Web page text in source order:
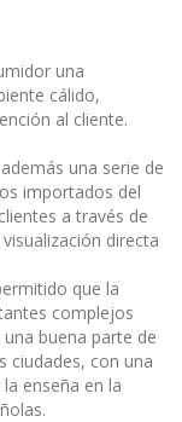
una
cálido,
al cliente.
una serie de
importados del
a través de
directa
que la
complejos
buena parte de
ciudades, con una
enseña en la